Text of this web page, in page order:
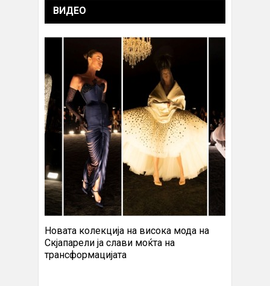
ВИДЕО
Новата колекција на висока мода на
Скјапарели ја слави моќта на
трансформацијата